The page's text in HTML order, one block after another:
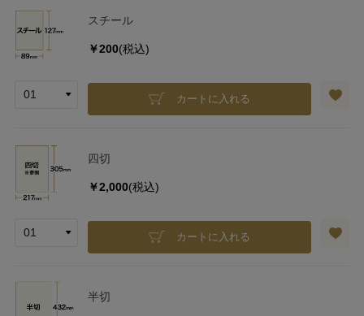
スチール
￥200(税込)
カートに入れる
四切
￥2,000(税込)
カートに入れる
半切